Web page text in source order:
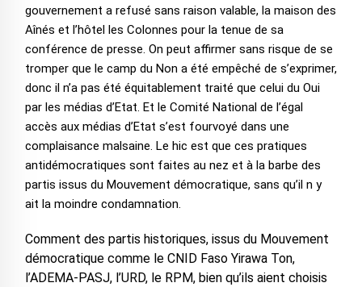
gouvernement a refusé sans raison valable, la maison des
Aînés et l’hôtel les Colonnes pour la tenue de sa
conférence de presse. On peut affirmer sans risque de se
tromper que le camp du Non a été empêché de s’exprimer,
donc il n’a pas été équitablement traité que celui du Oui
par les médias d’Etat. Et le Comité National de l’égal
accès aux médias d’Etat s’est fourvoyé dans une
complaisance malsaine. Le hic est que ces pratiques
antidémocratiques sont faites au nez et à la barbe des
partis issus du Mouvement démocratique, sans qu’il n y
ait la moindre condamnation.
Comment des partis historiques, issus du Mouvement
démocratique comme le CNID Faso Yirawa Ton,
l’ADEMA-PASJ, l’URD, le RPM, bien qu’ils aient choisis